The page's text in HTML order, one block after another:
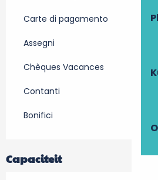
Carte di pagamento
Assegni
Chèques Vacances
Contanti
Bonifici
Capaciteit